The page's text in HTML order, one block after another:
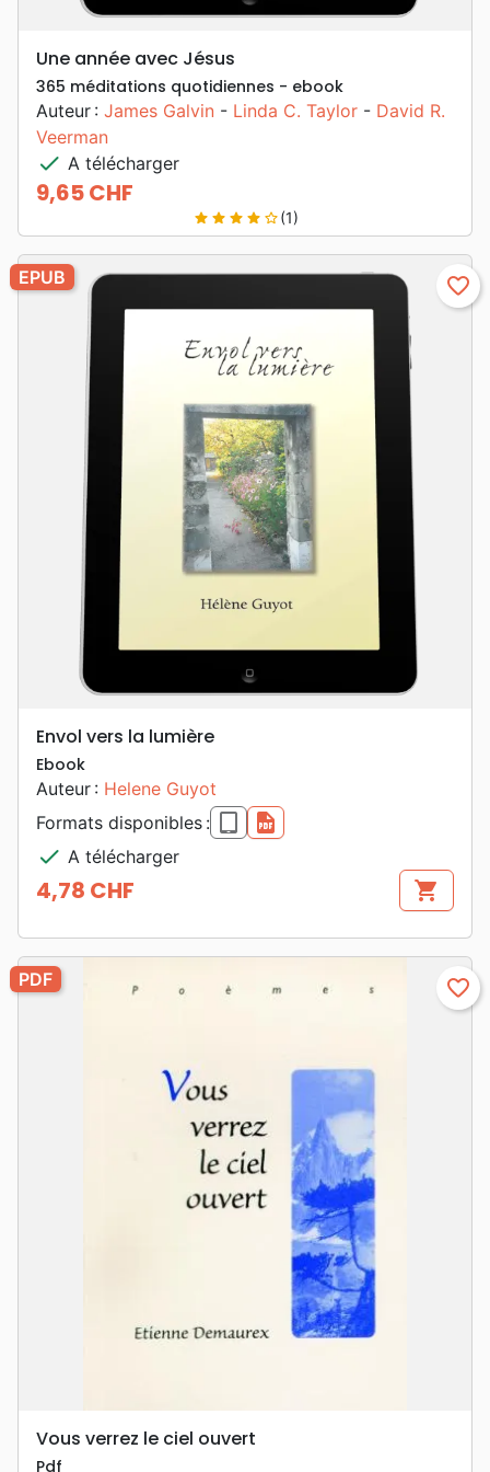
Une année avec Jésus
365 méditations quotidiennes - ebook
Auteur : James Galvin - Linda C. Taylor - David R.
Veerman
check A télécharger
Prix
9,65 CHF
star star star star star_border(1)
EPUB favorite_border
Envol vers la lumière
Ebook
Auteur : Helene Guyot
Formats disponibles : epub
pdf
check A télécharger
Prix
4,78 CHF shopping_cart
PDF favorite_border
Vous verrez le ciel ouvert
Pdf